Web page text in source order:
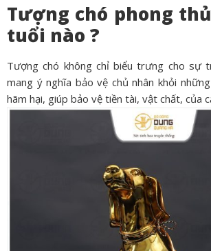
Tượng chó phong
tuổi nào ?
Tượng chó không chỉ biểu trưng cho sự
mang ý nghĩa bảo vệ chủ nhân khỏi
hãm hại, giúp bảo vệ tiền tài, vật chất, của